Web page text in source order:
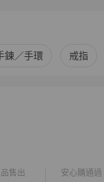
似商品推薦
鍊／手環 戒指
家
售出 安心購通過